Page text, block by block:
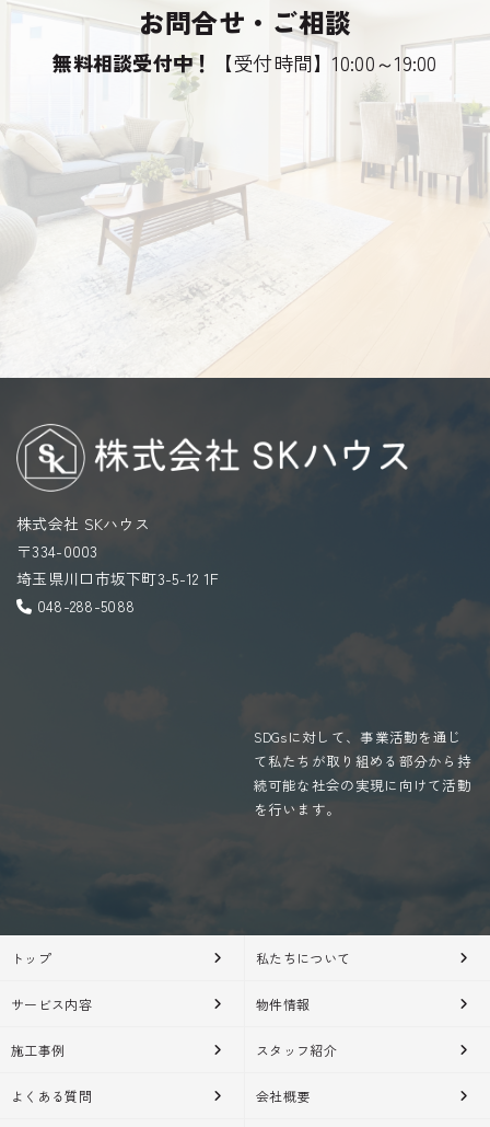
下記の場合には、お客様の事前の同意なく弊社はお
客様の個人情報を開示できるものとします。
警察や裁判所、その他の政府機関から召喚状、令
状、命令等によって要求された場合
人の生命、身体または財産の保護のために必要があ
る場合であって、お客様の同意を得ることが困難で
あるとき。
個人情報の管理
お客様の個人情報は、弊社が適切な管理を行なうと
ともに、漏洩、滅失、毀損の防止のために最大限の
注意を払っております。尚、弊社ではお客様により
り扱っていると認められる外部の委託先に、個人情
報の取り扱いの一部を委託しています。委託先は、
用します。 この場合、 弊社は、委託先との間で個人
従業員の監督方法
情報を管理する際は、管理責任者を置き、適切な管
理を行うとともに、外部への流出防止に努めます。
さらに、外部からの不正アクセス、改ざん等の危険
に対しては、適切かつ合理的な範囲の安全対策を実
リンク先での個人情報の利用については、弊社のプ
イバシーの考え方に従って行われます。
お問合せ・ご相談
無料相談受付中！ 【受付時間】10:00～19:00
048-288-5088
LINEでのお問合せ
メールでのお問合せ
株式会社 SKハウス
〒334-0003
埼玉県川口市坂下町3-5-12 1F
048-288-5088
SDGsに対して、事業活動を通じ
て私たちが取り組める部分から持
続可能な社会の実現に向けて活動
を行います。
トップ 私たちについて
サービス内容 物件情報
施工事例 スタッフ紹介
よくある質問 会社概要